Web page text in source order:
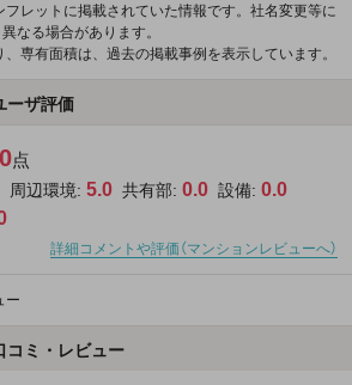
レットに掲載されていた情報です。社名変更等に
なる場合があります。
専有面積は、過去の掲載事例を表示しています。
ーザ評価
点
周辺環境: 5.0 共有部: 0.0 設備: 0.0
詳細コメントや評価（マンションレビューへ）
ー
コミ・レビュー